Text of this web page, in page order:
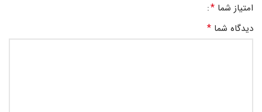
امتیاز شما *
دیدگاه شما *